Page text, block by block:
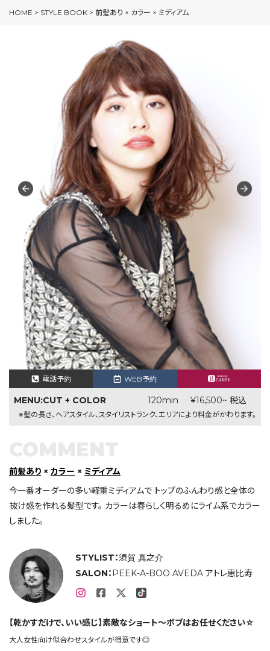
HOME > STYLE BOOK > 前髪あり × カラー × ミディアム
電話予約 WEB予約
MENU:CUT + COLOR 120min ¥16,500~ 税込
※髪の長さ、ヘアスタイル、スタイリストランク、エリアにより料金がかわります。
STYLIST：須賀 真之介
SALON： PEEK-A-BOO AVEDA アトレ恵比寿
【乾かすだけで、いい感じ】素敵なショート〜ボブはお任せください☆
大人女性向け似合わせスタイルが得意です◎
前髪あり × カラー × ミディアム
今一番オーダーの多い軽重ミディアムで トップのふんわり感と全体の
抜け感を作れる髪型です。 カラーは春らしく明るめにライム系でカラー
しました。